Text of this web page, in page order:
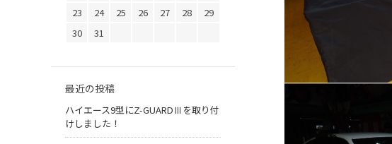
23
24 25 26 27 28
29
30
31
最近の投稿
ハイエース9型にZ-GUARDⅢを取り付
けしました！